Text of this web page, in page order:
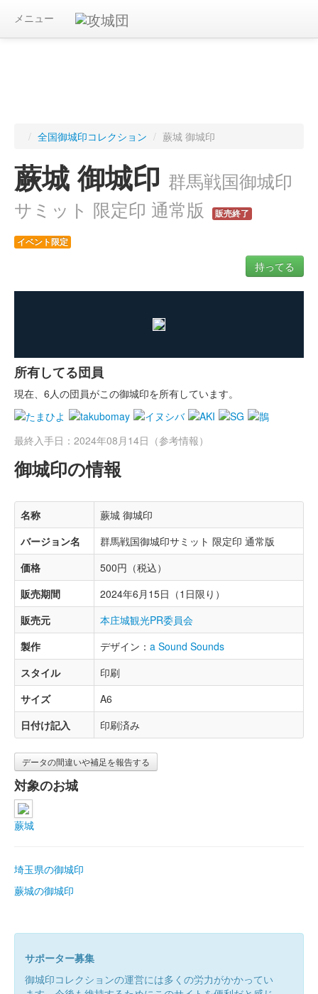
メニュー
/ 全国御城印コレクション / 蕨城 御城印
蕨城 御城印 群馬戦国御城印
サミット 限定印 通常版
販売終了
イベント限定
持ってる
所有してる団員
現在、6人の団員がこの御城印を所有しています。
最終入手日：2024年08月14日（参考情報）
御城印の情報
名称
蕨城 御城印
バージョン名
群馬戦国御城印サミット 限定印 通常版
価格
500円（税込）
販売期間
2024年6月15日（1日限り）
販売元
本庄城観光PR委員会
製作
デザイン： a Sound Sounds
スタイル
印刷
サイズ
A6
日付け記入
印刷済み
データの間違いや補足を報告する
対象のお城
蕨城
埼玉県の御城印
蕨城の御城印
サポーター募集
御城印コレクションの運営には多くの労力がかかってい